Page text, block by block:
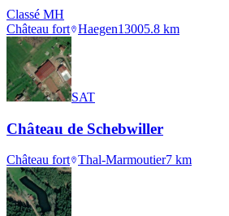
Classé MH
Château fort Haegen13005.8 km
SAT
Château de Schebwiller
Château fort Thal-Marmoutier7 km